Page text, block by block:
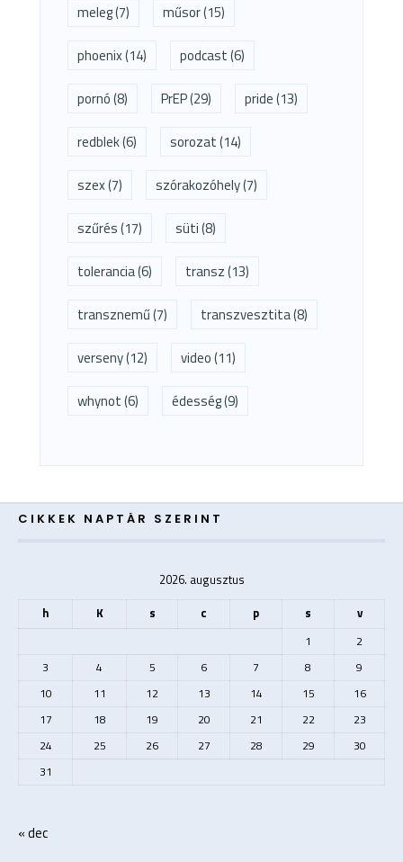
meleg(7) műsor(15)
phoenix(14) podcast(6)
pornó(8) PrEP(29) pride(13)
redblek(6) sorozat(14)
szex(7) szórakozóhely(7)
szűrés(17) süti(8)
tolerancia(6) transz(13)
transznemű(7) transzvesztita(8)
verseny(12) video(11)
whynot(6) édesség(9)
CIKKEK NAPTÁR SZERINT
2026. augusztus
h
K s c p s v
1
2
3
4 5 6 7 8
9
10
11 12 13 14 15
16
17
18 19 20 21 22
23
24
25 26 27 28 29
30
31
« dec